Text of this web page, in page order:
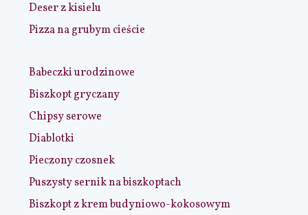
Deser z kisielu
Pizza na grubym cieście
Babeczki urodzinowe
Biszkopt gryczany
Chipsy serowe
Diablotki
Pieczony czosnek
Puszysty sernik na biszkoptach
Biszkopt z krem budyniowo-kokosowym